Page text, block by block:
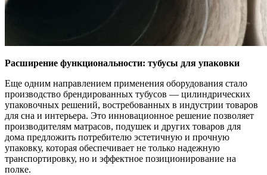
Расширение функциональности: тубусы для упаковки
Еще одним направлением применения оборудования стало
производство брендированных тубусов — цилиндрических
упаковочных решений, востребованных в индустрии товаров
для сна и интерьера. Это инновационное решение позволяет
производителям матрасов, подушек и других товаров для
дома предложить потребителю эстетичную и прочную
упаковку, которая обеспечивает не только надежную
транспортировку, но и эффектное позиционирование на
полке.